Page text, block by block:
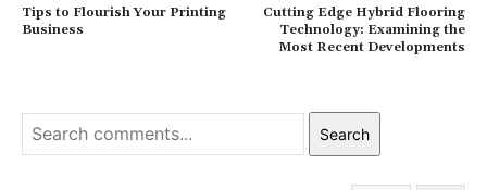
Tips to Flourish Your Printing
Business
Cutting Edge Hybrid Flooring
Technology: Examining the
Most Recent Developments
Search